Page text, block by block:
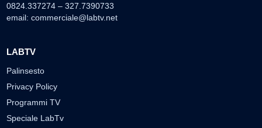
0824.337274 – 327.7390733
email: commerciale@labtv.net
LABTV
Palinsesto
Privacy Policy
Programmi TV
Speciale LabTv